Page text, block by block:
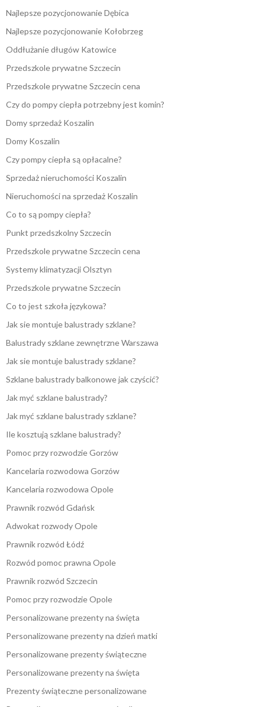
Najlepsze pozycjonowanie Dębica
Najlepsze pozycjonowanie Kołobrzeg
Oddłużanie długów Katowice
Przedszkole prywatne Szczecin
Przedszkole prywatne Szczecin cena
Czy do pompy ciepła potrzebny jest komin?
Domy sprzedaż Koszalin
Domy Koszalin
Czy pompy ciepła są opłacalne?
Sprzedaż nieruchomości Koszalin
Nieruchomości na sprzedaż Koszalin
Co to są pompy ciepła?
Punkt przedszkolny Szczecin
Przedszkole prywatne Szczecin cena
Systemy klimatyzacji Olsztyn
Przedszkole prywatne Szczecin
Co to jest szkoła językowa?
Jak sie montuje balustrady szklane?
Balustrady szklane zewnętrzne Warszawa
Jak sie montuje balustrady szklane?
Szklane balustrady balkonowe jak czyścić?
Jak myć szklane balustrady?
Jak myć szklane balustrady szklane?
Ile kosztują szklane balustrady?
Pomoc przy rozwodzie Gorzów
Kancelaria rozwodowa Gorzów
Kancelaria rozwodowa Opole
Prawnik rozwód Gdańsk
Adwokat rozwody Opole
Prawnik rozwód Łódź
Rozwód pomoc prawna Opole
Prawnik rozwód Szczecin
Pomoc przy rozwodzie Opole
Personalizowane prezenty na święta
Personalizowane prezenty na dzień matki
Personalizowane prezenty świąteczne
Personalizowane prezenty na święta
Prezenty świąteczne personalizowane